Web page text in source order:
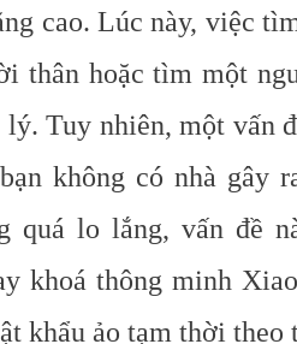
cao. Lúc này, việc
thân hoặc tìm một
lý. Tuy nhiên, một vấn
không có nhà gây
quá lo lắng, vấn đề
khoá thông minh
khẩu ảo tạm thời